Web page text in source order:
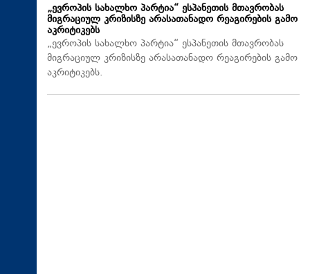
„ევროპის სახალხო პარტია“ ესპანეთის მთავრობას
მიგრაციულ კრიზისზე არასათანადო რეაგირების გამო
აკრიტიკებს
„ევროპის სახალხო პარტია“ ესპანეთის მთავრობას
მიგრაციულ კრიზისზე არასათანადო რეაგირების გამო
აკრიტიკებს.